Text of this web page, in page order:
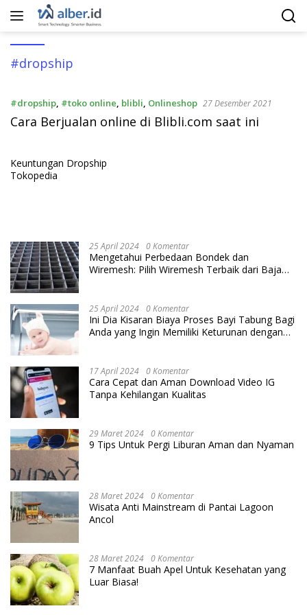
Langsung
#dropship
#dropship, #toko online, blibli, Onlineshop 27 Desember 2021
Cara Berjualan online di Blibli.com saat ini
Keuntungan Dropship
Tokopedia
25 April 2024 0 Komentar
Mengetahui Perbedaan Bondek dan
Wiremesh: Pilih Wiremesh Terbaik dari Baja
25 April 2024 0 Komentar
Ini Dia Kisaran Biaya Proses Bayi Tabung Bagi
Anda yang Ingin Memiliki Keturunan dengan
17 April 2024 0 Komentar
Cara Cepat dan Aman Download Video IG
Tanpa Kehilangan Kualitas
29 Maret 2024 0 Komentar
9 Tips Untuk Pergi Liburan Aman dan Nyaman
28 Maret 2024 0 Komentar
Wisata Anti Mainstream di Pantai Lagoon
Ancol
28 Maret 2024 0 Komentar
7 Manfaat Buah Apel Untuk Kesehatan yang
Luar Biasa!